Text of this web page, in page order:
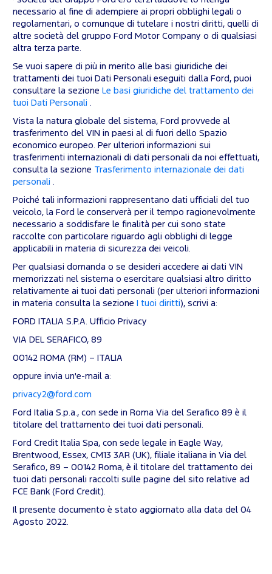
necessario al fine di adempiere ai propri obblighi legali o
regolamentari, o comunque di tutelare i nostri diritti, quelli di
altre società del gruppo Ford Motor Company o di qualsiasi
altra terza parte.
Se vuoi sapere di più in merito alle basi giuridiche dei
trattamenti dei tuoi Dati Personali eseguiti dalla Ford, puoi
consultare la sezione Le basi giuridiche del trattamento dei
tuoi Dati Personali
Vista la natura globale del sistema, Ford provvede al
trasferimento del VIN in paesi al di fuori dello Spazio
economico europeo. Per ulteriori informazioni sui
trasferimenti internazionali di dati personali da noi effettuati,
consulta la sezione Trasferimento internazionale dei dati
personali
Poiché tali informazioni rappresentano dati ufficiali del tuo
veicolo, la Ford le conserverà per il tempo ragionevolmente
necessario a soddisfare le finalità per cui sono state
raccolte con particolare riguardo agli obblighi di legge
applicabili in materia di sicurezza dei veicoli.
Per qualsiasi domanda o se desideri accedere ai dati VIN
memorizzati nel sistema o esercitare qualsiasi altro diritto
relativamente ai tuoi dati personali (per ulteriori informazioni
in materia consulta la sezione
I tuoi diritti), scrivi a:
FORD ITALIA S.P.A. Ufficio Privacy
VIA DEL SERAFICO, 89
00142 ROMA (RM) – ITALIA
oppure invia un'e-mail a:
privacy2@ford.com
Ford Italia S.p.a., con sede in Roma Via del Serafico 89 è il
titolare del trattamento dei tuoi dati personali.
Ford Credit Italia Spa, con sede legale in Eagle Way,
Brentwood, Essex, CM13 3AR (UK), filiale italiana in Via del
Serafico, 89 – 00142 Roma, è il titolare del trattamento dei
tuoi dati personali raccolti sulle pagine del sito relative ad
FCE Bank (Ford Credit).
Il presente documento è stato aggiornato alla data del 04
Agosto 2022.